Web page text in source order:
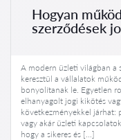
Hogyan
szerződések
A modern üzleti világban a
keresztül a vállalatok
bonyolítanak le. Egyetlen
elhanyagolt jogi kikötés
következményekkel járhat:
vagy akár üzleti
hogy a sikeres és […]